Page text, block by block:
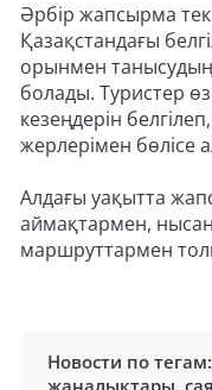
Әрбір жапсырма тек
Қазақстандағы
орынмен танысудың
болады. Туристер
кезеңдерін
жерлерімен бөлісе
Алдағы уақытта
аймақтармен,
маршруттармен
Новости по тегам:
жаңалықтары,